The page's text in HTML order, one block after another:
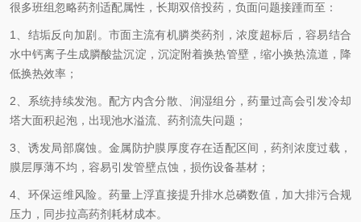
很多班组忽略药剂适配属性，长期双倍投药，负面问题接踵而至：
1、结垢反向加剧。市面主流有机膦类药剂，浓度超标后，容易结合
水中钙离子生成膦酸盐沉淀，沉淀附着换热管壁，缩小换热流道，降
低换热效率；
2、系统持续发泡。配方内含分散、润湿组分，药量过高会引发冷却
塔大面积起泡，出现池水溢流、药剂流失问题；
3、诱发局部腐蚀。金属防护膜厚度存在适配区间，药剂浓度过载，
膜层厚薄不均，容易引发管壁点蚀，损伤设备基材；
4、环保运维风险。药量上浮直接提升排水总磷数值，加大排污合规
压力，同步拉高药剂耗材成本。